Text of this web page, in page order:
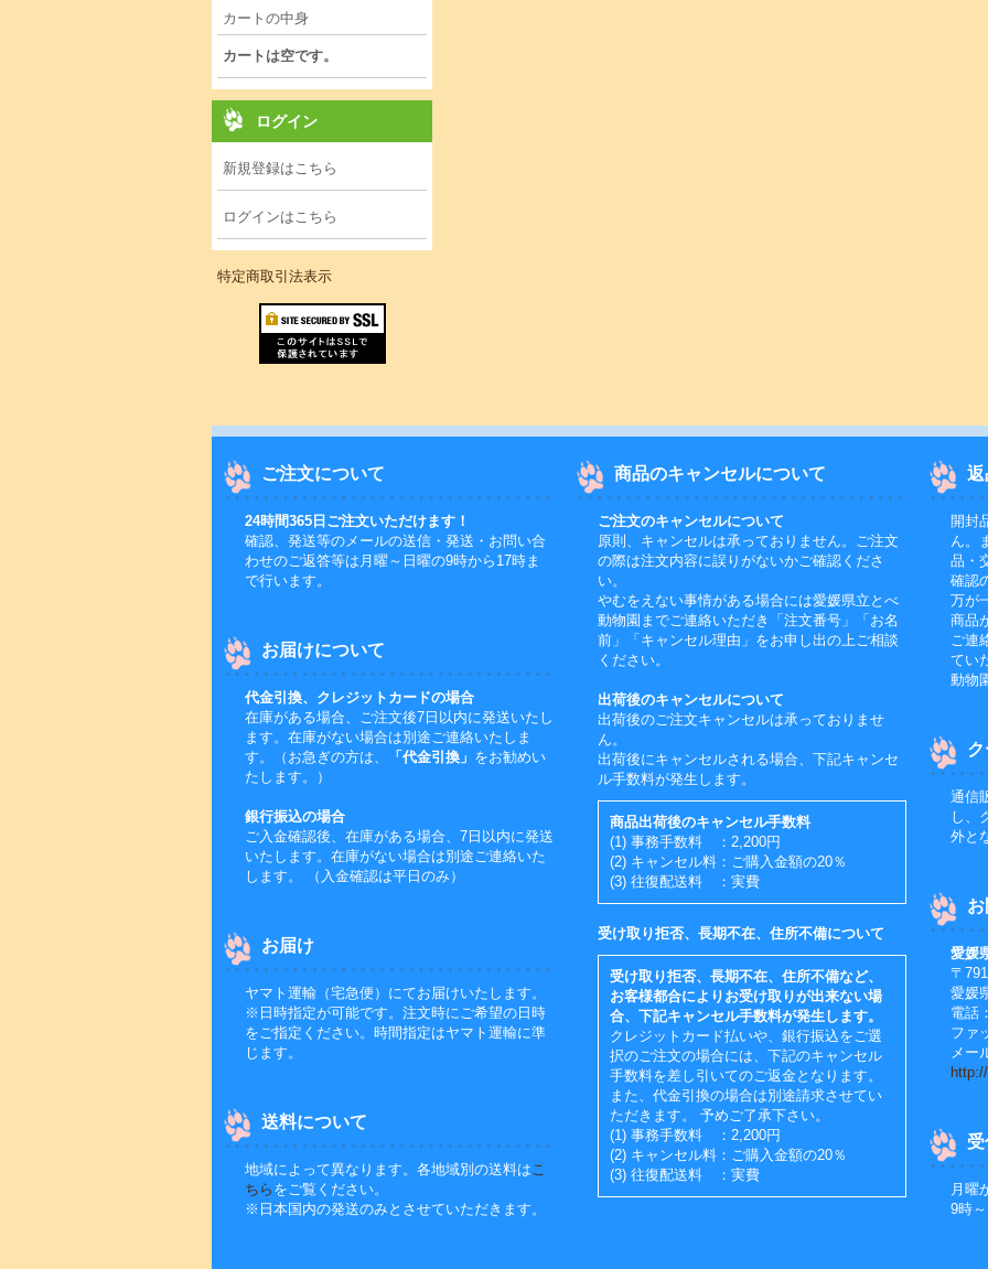
カートの中身
カートは空です。
ログイン
新規登録はこちら
ログインはこちら
特定商取引法表示
ご注文について
24時間365日ご注文いただけます！
確認、発送等のメールの送信・発送・お問い合
わせのご返答等は月曜～日曜の9時から17時ま
で行います。
お届けについて
代金引換、クレジットカードの場合
在庫がある場合、ご注文後7日以内に発送いたし
ます。在庫がない場合は別途ご連絡いたしま
す。（お急ぎの方は、
「代金引換」 をお勧めい
たします。）
銀行振込の場合
ご入金確認後、在庫がある場合、7日以内に発送
いたします。在庫がない場合は別途ご連絡いた
します。 （入金確認は平日のみ）
お届け
ヤマト運輸（宅急便）にてお届けいたします。
※日時指定が可能です。注文時にご希望の日時
をご指定ください。時間指定はヤマト運輸に準
じます。
送料について
地域によって異なります。各地域別の送料はこ
ちら をご覧ください。
※日本国内の発送のみとさせていただきます。
商品のキャンセルについて
ご注文のキャンセルについて
原則、キャンセルは承っておりません。ご注文
の際は注文内容に誤りがないかご確認くださ
い。
やむをえない事情がある場合には愛媛県立とべ
動物園までご連絡いただき「注文番号」「お名
前」「キャンセル理由」をお申し出の上ご相談
ください。
出荷後のキャンセルについて
出荷後のご注文キャンセルは承っておりませ
ん。
出荷後にキャンセルされる場合、下記キャンセ
ル手数料が発生します。
商品出荷後のキャンセル手数料
(1) 事務手数料 ：2,200円
(2) キャンセル料：ご購入金額の20％
(3) 往復配送料 ：実費
受け取り拒否、長期不在、住所不備について
受け取り拒否、長期不在、住所不備など、
お客様都合によりお受け取りが出来ない場
合、下記キャンセル手数料が発生します。
クレジットカード払いや、銀行振込をご選
択のご注文の場合には、下記のキャンセル
手数料を差し引いてのご返金となります。
また、代金引換の場合は別途請求させてい
ただきます。 予めご了承下さい。
(1) 事務手数料 ：2,200円
(2) キャンセル料：ご購入金額の20％
(3) 往復配送料 ：実費
返
開封
ん。
品・
確認
万が
商品
ご連
てい
動物
通信
し、
外と
愛媛
〒
愛媛
電話
ファ
メー
月曜
9時